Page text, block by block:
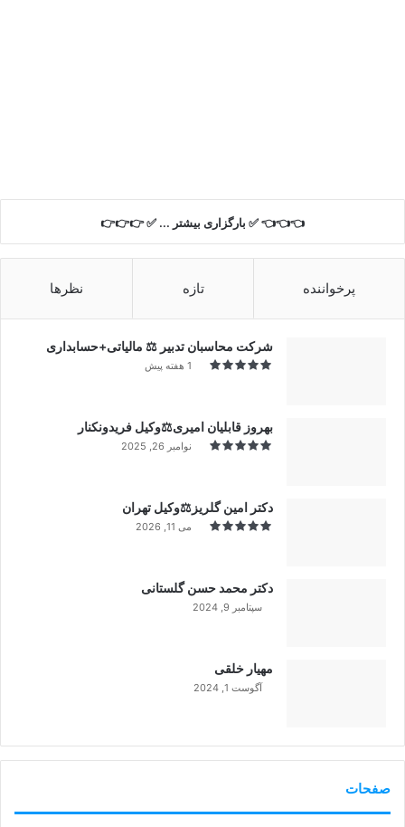
👈👈👈 ✅ بارگزاری بیشتر ... ✅ 👉👉👉
پرخواننده تازه نظرها
شرکت محاسبان تدبیر ⚖️ مالیاتی+حسابداری
1 هفته پیش
بهروز قابلیان امیری⚖️وکیل فریدونکنار
نوامبر 26, 2025
دکتر امین گلریز⚖️وکیل تهران
می 11, 2026
دکتر محمد حسن گلستانی
سپتامبر 9, 2024
مهیار خلقی
آگوست 1, 2024
صفحات